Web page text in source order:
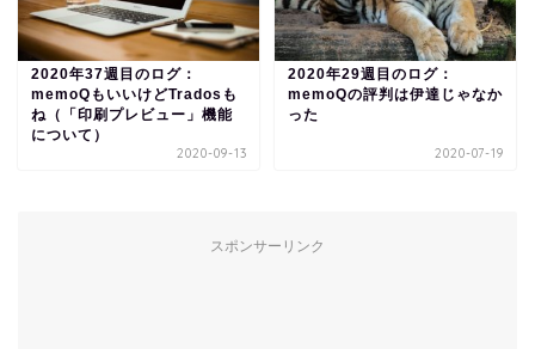
2020年37週目のログ：
memoQもいいけどTradosも
ね（「印刷プレビュー」機能
について）
2020-09-13
2020年29週目のログ：
memoQの評判は伊達じゃなか
った
2020-07-19
スポンサーリンク